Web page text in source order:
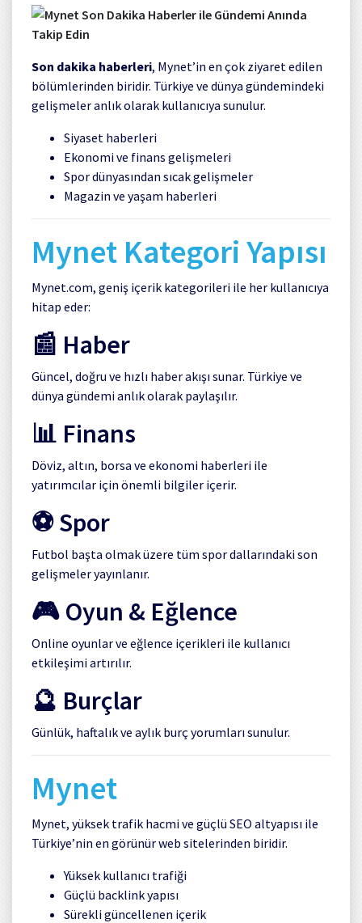
Son dakika haberleri, Mynet’in en çok ziyaret edilen
bölümlerinden biridir. Türkiye ve dünya gündemindeki
gelişmeler anlık olarak kullanıcıya sunulur.
Siyaset haberleri
Ekonomi ve finans gelişmeleri
Spor dünyasından sıcak gelişmeler
Magazin ve yaşam haberleri
Mynet Kategori Yapısı
Mynet.com, geniş içerik kategorileri ile her kullanıcıya
hitap eder:
📰 Haber
Güncel, doğru ve hızlı haber akışı sunar. Türkiye ve
dünya gündemi anlık olarak paylaşılır.
📊 Finans
Döviz, altın, borsa ve ekonomi haberleri ile
yatırımcılar için önemli bilgiler içerir.
⚽ Spor
Futbol başta olmak üzere tüm spor dallarındaki son
gelişmeler yayınlanır.
🎮 Oyun & Eğlence
Online oyunlar ve eğlence içerikleri ile kullanıcı
etkileşimi artırılır.
🔮 Burçlar
Günlük, haftalık ve aylık burç yorumları sunulur.
Mynet
Mynet, yüksek trafik hacmi ve güçlü SEO altyapısı ile
Türkiye’nin en görünür web sitelerinden biridir.
Yüksek kullanıcı trafiği
Güçlü backlink yapısı
Sürekli güncellenen içerik